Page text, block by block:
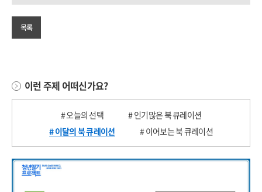
목록
이런 주제 어떠신가요?
# 오늘의 선택
# 인기많은 북 큐레이션
# 이달의 북 큐레이션
# 이어보는 북 큐레이션